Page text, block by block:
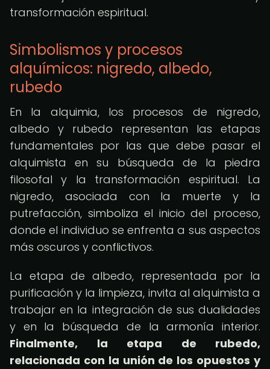
transformación espiritual.
Simbolismos y procesos
alquímicos: nigredo, albedo,
rubedo
En la alquimia, los procesos de nigredo,
albedo y rubedo representan las etapas
fundamentales por las que debe pasar el
alquimista en su búsqueda de la piedra
filosofal y la transformación espiritual. La
nigredo, asociada con la muerte y la
putrefacción, simboliza el inicio del proceso,
donde el individuo se enfrenta a sus aspectos
más oscuros y conflictivos.
La etapa de albedo, representada por la
purificación y la limpieza, invita al alquimista a
trabajar en la integración de sus dualidades
y en la búsqueda de la armonía interior.
Finalmente, la etapa de rubedo,
relacionada con la unión de los opuestos y